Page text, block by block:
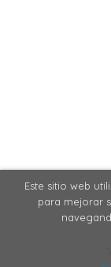
2026 ©
Este sitio web
para mejorar